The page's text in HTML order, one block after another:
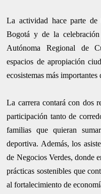
La actividad hace parte
Bogotá y de la
Autónoma Regional de
espacios de apropiación
ecosistemas más importantes
La carrera contará con dos
participación tanto de
familias que quieran
deportiva. Además, los
de Negocios Verdes, donde
prácticas sostenibles que
al fortalecimiento de